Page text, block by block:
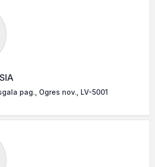
pag., Ogres nov., LV-5001